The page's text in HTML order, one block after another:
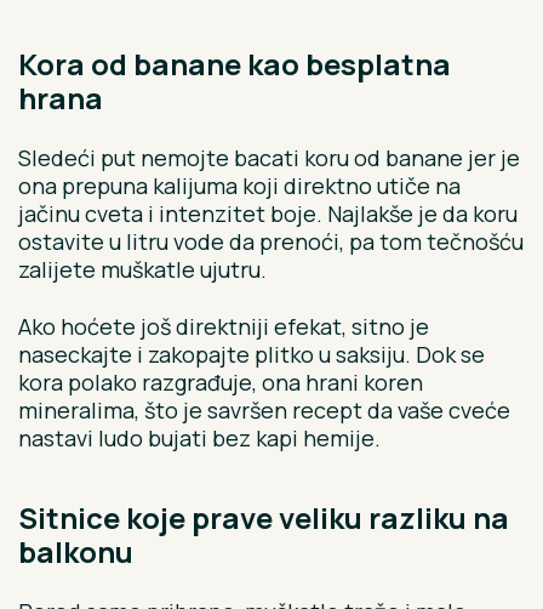
Kora od banane kao besplatna
hrana
Sledeći put nemojte bacati koru od banane jer je
ona prepuna kalijuma koji direktno utiče na
jačinu cveta i intenzitet boje. Najlakše je da koru
ostavite u litru vode da prenoći, pa tom tečnošću
zalijete muškatle ujutru.
Ako hoćete još direktniji efekat, sitno je
naseckajte i zakopajte plitko u saksiju. Dok se
kora polako razgrađuje, ona hrani koren
mineralima, što je savršen recept da vaše cveće
nastavi ludo bujati bez kapi hemije.
Sitnice koje prave veliku razliku na
balkonu